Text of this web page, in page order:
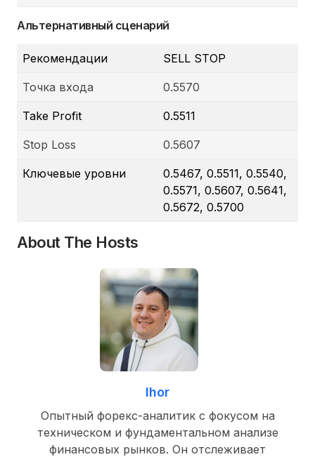
Альтернативный сценарий
Рекомендации SELL STOP
Точка входа 0.5570
Take Profit 0.5511
Stop Loss 0.5607
Ключевые уровни
0.5467, 0.5511, 0.5540,
0.5571, 0.5607, 0.5641,
0.5672, 0.5700
About The Hosts
Ihor
Опытный форекс-аналитик с фокусом на
техническом и фундаментальном анализе
финансовых рынков. Он отслеживает